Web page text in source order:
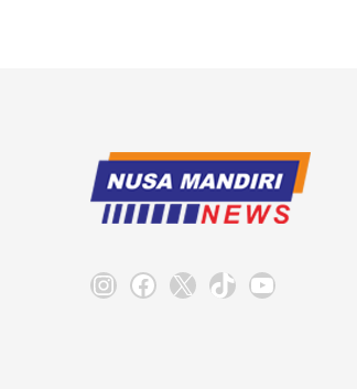
Instagram
Facebook
X TikTokYouTube